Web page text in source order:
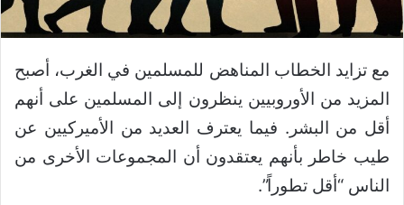
مع تزايد الخطاب المناهض للمسلمين في الغرب، أصبح
المزيد من الأوروبيين ينظرون إلى المسلمين على أنهم
أقل من البشر. فيما يعترف العديد من الأميركيين عن
طيب خاطر بأنهم يعتقدون أن المجموعات الأخرى من
الناس “أقل تطوراً”.